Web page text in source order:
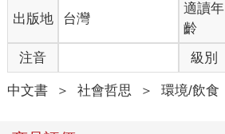
出版地 台灣
適讀年
齡
注音 級別
中文書 ＞ 社會哲思 ＞ 環境/飲食